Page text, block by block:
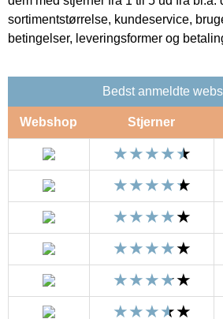
sortimentstørrelse, kundeservice,
betingelser, leveringsformer og
Bedst anmeldte
Webshop Stjerner